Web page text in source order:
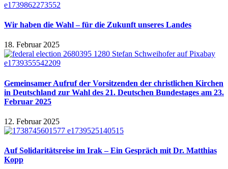
Wir haben die Wahl – für die Zukunft unseres Landes
18. Februar 2025
Gemeinsamer Aufruf der Vorsitzenden der christlichen Kirchen
in Deutschland zur Wahl des 21. Deutschen Bundestages am 23.
Februar 2025
12. Februar 2025
Auf Solidaritätsreise im Irak – Ein Gespräch mit Dr. Matthias
Kopp